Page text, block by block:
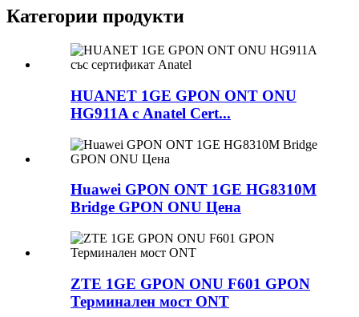
Категории продукти
HUANET 1GE GPON ONT ONU
HG911A с Anatel Cert...
Huawei GPON ONT 1GE HG8310M
Bridge GPON ONU Цена
ZTE 1GE GPON ONU F601 GPON
Терминален мост ONT